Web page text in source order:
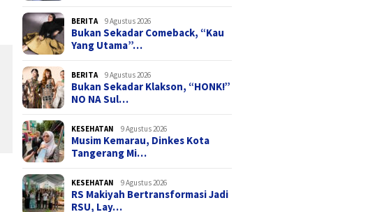
BERITA 9 Agustus 2026
Bukan Sekadar Comeback, “Kau
Yang Utama”…
BERITA 9 Agustus 2026
Bukan Sekadar Klakson, “HONK!”
NO NA Sul…
KESEHATAN 9 Agustus 2026
Musim Kemarau, Dinkes Kota
Tangerang Mi…
KESEHATAN 9 Agustus 2026
RS Makiyah Bertransformasi Jadi
RSU, Lay…